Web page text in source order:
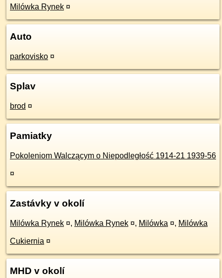
Milówka Rynek ¤
Auto
parkovisko ¤
Splav
brod ¤
Pamiatky
Pokoleniom Walczącym o Niepodległość 1914-21 1939-56
¤
Zastávky v okolí
Milówka Rynek ¤, Milówka Rynek ¤, Milówka ¤, Milówka
Cukiernia ¤
MHD v okolí